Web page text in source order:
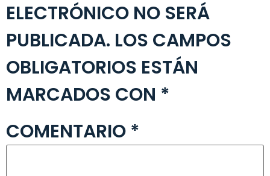
ELECTRÓNICO NO SERÁ
PUBLICADA. LOS CAMPOS
OBLIGATORIOS ESTÁN
MARCADOS CON *
COMENTARIO *